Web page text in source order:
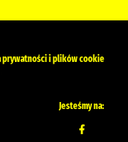
prywatności i plików cookie
Jesteśmy na: